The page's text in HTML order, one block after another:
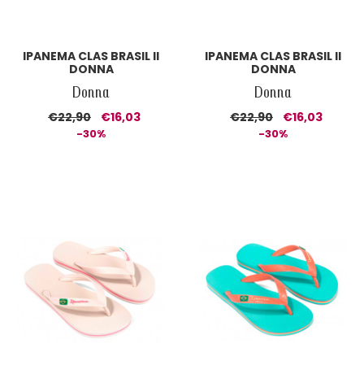
IPANEMA CLAS BRASIL II
DONNA
Donna
€22,90 €16,03
-30%
IPANEMA CLAS BRASIL II
DONNA
Donna
€22,90 €16,03
-30%